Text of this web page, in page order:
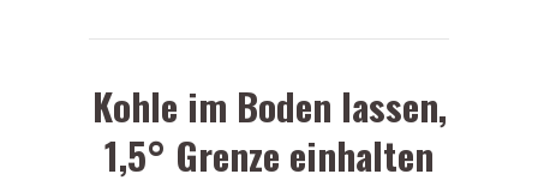
Kohle im Boden lassen,
1,5° Grenze einhalten